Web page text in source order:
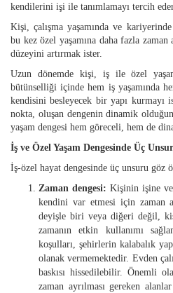
kendilerini işi ile tanımlamayı tercih
Kişi, çalışma yaşamında ve
bu kez özel yaşamına daha fazla
düzeyini artırmak ister.
Uzun dönemde kişi, iş ile özel
bütünselliği içinde hem iş yaşamında
kendisini besleyecek bir yapı kurmayı
nokta, oluşan dengenin dinamik
yaşam dengesi hem göreceli, hem de
İş ve Özel Yaşam Dengesinde Üç Unsur
İş-özel hayat dengesinde üç unsuru göz
Zaman dengesi: Kişinin işine
kendini var etmesi için zaman
deyişle biri veya diğeri değil,
zamanın etkin kullanımı
koşulları, şehirlerin kalabalık
olanak vermemektedir. Evden
baskısı hissedilebilir. Önemli
zaman ayrılması gereken